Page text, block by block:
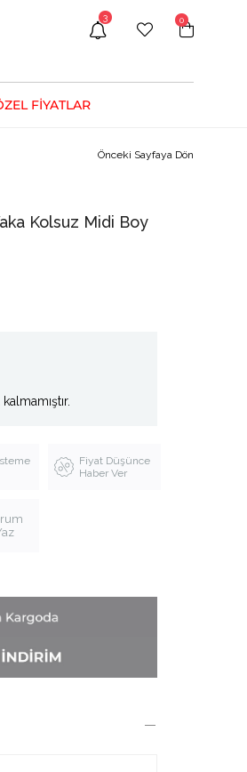
0
3
FİYATLAR
Önceki Sayfaya Dön
Kolsuz Midi Boy
Fiyat Düşünce
Haber Ver